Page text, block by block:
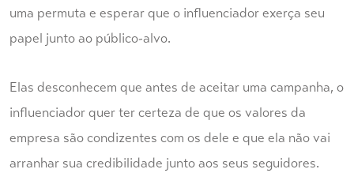
uma permuta e esperar que o influenciador exerça seu
papel junto ao público-alvo.
Elas desconhecem que antes de aceitar uma campanha, o
influenciador quer ter certeza de que os valores da
empresa são condizentes com os dele e que ela não vai
arranhar sua credibilidade junto aos seus seguidores.